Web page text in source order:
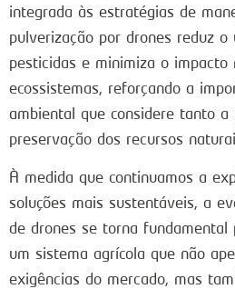
integrada às estratégias de
pulverização por drones reduz o
pesticidas e minimiza o impacto
ecossistemas, reforçando a
ambiental que considere tanto
preservação dos recursos
À medida que continuamos a
soluções mais sustentáveis, a
de drones se torna fundamental
um sistema agrícola que não
exigências do mercado, mas